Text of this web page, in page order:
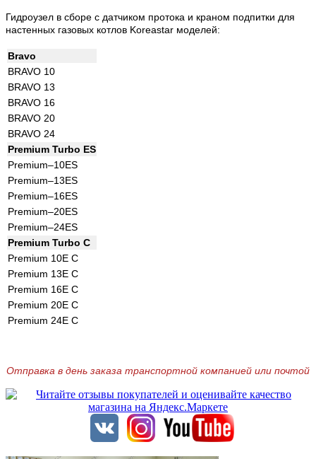
Гидроузел в сборе с датчиком протока и краном подпитки для
настенных газовых котлов Koreastar моделей:
Bravo
BRAVO 10
BRAVO 13
BRAVO 16
BRAVO 20
BRAVO 24
Premium Turbo ES
Premium–10ES
Premium–13ES
Premium–16ES
Premium–20ES
Premium–24ES
Premium Turbo C
Premium 10E C
Premium 13E C
Premium 16E C
Premium 20E C
Premium 24E C
Отправка в день заказа транспортной компанией или почтой